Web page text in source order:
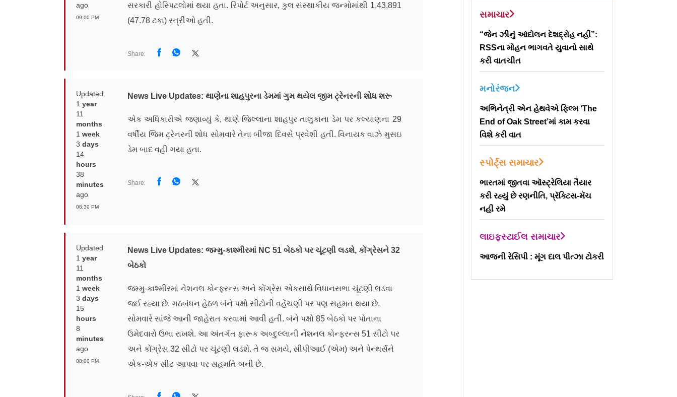
ago
09:00 PM
સરકારી હોસ્પિટલોમાં થયા હતા. રિપોર્ટ અનુસાર, કુલ સંસ્થાકીય જન્મોમાંથી 1,43,891
(47.78 ટકા) સ્ત્રીઓ હતી.
Share:
Updated
1 year
11
months
1 week
3 days
14
hours
38
minutes
ago
08:30 PM
News Live Updates: થાણેના શાહપુરના ડેમમાં ગુમ થયેલ જીમ ટ્રેનરની શોધશરૂ
એક અધિકારીએ જણાવ્યું કે, થાણે જિલ્લાના શાહપુર તાલુકાના ડેમ પર કલ્યાણના 29
વર્ષીય જિમ ટ્રેનરની શોધ સોમવારે તેના બીજા દિવસે પ્રવેશી હતી. વિનાયક વાઝે મુસઇ
ડેમ બાદ વહી ગયા હતા.
Share:
Updated
1 year
11
months
1 week
3 days
15
hours
8
minutes
ago
08:00 PM
News Live Updates:જમ્મુ-કાશ્મીરમાં NC 51 બેઠકો પર ચૂંટણી લડશે,કોંગ્રેસને 32
બેઠકો
જમ્મુ-કાશ્મીરમાં નેશનલ કોન્ફરન્સ અને કોંગ્રેસ એકસાથે વિધાનસભા ચૂંટણી લડવા
જઈ રહ્યા છે. ગઠબંધન હેઠળ બંને પક્ષો સીટોની વહેંચણી પર પણ સહમત થયા છે.
સોમવારે સાંજે આની જાહેરાત કરવામાં આવી હતી. બંને પક્ષો 85 બેઠકો પર પોતાના
ઉમેદવારો ઉભા રાખશે. આ અંતર્ગત ફારૂક અબ્દુલ્લાની નેશનલ કોન્ફરન્સ 51 સીટો પર
અને કોંગ્રેસ 32 સીટો પર ચૂંટણી લડશે. તે જ સમયે, સીપીઆઈ (એમ) અને પેન્થર્સને
એક-એક સીટ આપવા પર સહમતિ બની છે.
સમાચાર
“જેન ઝીનું આંદોલન દેશદ્રોહ નહીં”:
RSSના મોહન ભાગવતે યુવાનો સાથે
કરી વાતચીત
મનોરંજન
અભિનેત્રી એન હેથવેએ ફિલ્મ ‘The
End of Oak Street’માં કામ કરવા
વિશે કરી વાત
સ્પોર્ટ્સ સમાચાર
ભારતમાં જીતવા ઑસ્ટ્રેલિયા તૈયાર
કરી રહ્યું છે રણનીતિ, પ્રૅક્ટિસ-મૅચ
નહીં રમે
લાઇફસ્ટાઈલ સમાચાર
આજની રેસિપી : મૂંગ દાલ પીત્ઝા ટોકરી